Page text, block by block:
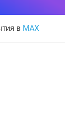
в MAX